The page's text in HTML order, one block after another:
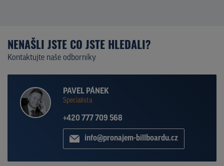
NENAŠLI JSTE CO JSTE HLEDALI?
Kontaktujte naše odborníky
PAVEL PÁNEK
Specialista
+420 777 709 568
info@pronajem-billboardu.cz